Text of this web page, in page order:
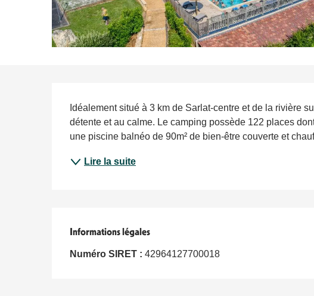
Description
Idéalement situé à 3 km de Sarlat-centre et de la rivière
détente et au calme. Le camping possède 122 places
une piscine balnéo de 90m² de bien-être couverte et
Lire la suite
Informations légales
Informations légales
Numéro SIRET : 42964127700018